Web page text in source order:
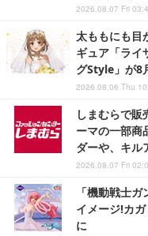
2026.08.07 Fri
太ももにも目
ギュア「ライ
グStyle」が8
2026.08.06 Thu
しまむらで
ーマの一部商
ダーや、キル
2026.08.07 Fri
「機動戦士
イメージ!カ
に